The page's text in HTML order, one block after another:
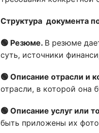
Структура документа
🟢 Резюме. В резюме
суть, источники
🟢 Описание отрасли и
отрасли, в которой она
🟢 Описание услуг или
быть приложены их